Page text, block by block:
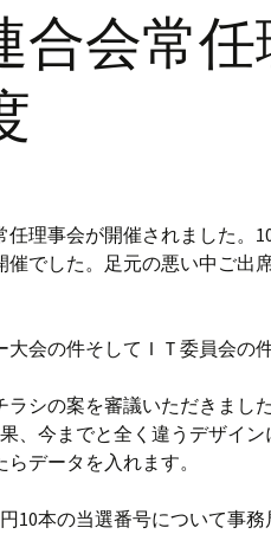
合会常任
理事会が開催されました。
でした。足元の悪い中ご出
会の件そしてＩＴ委員会の件
シの案を審議いただきまし
、今までと全く違うデザイン
データを入れます。
10本の当選番号について事務